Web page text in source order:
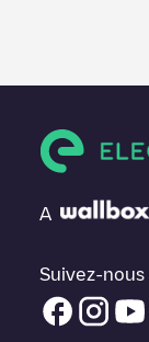
électrique la
avez besoin,
plus proche de
véhicules
dans un parking,
A
Suivez-nous